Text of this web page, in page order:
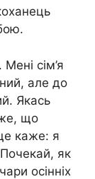
сім’я
але до
Якась
що
каже: я
як
осінніх